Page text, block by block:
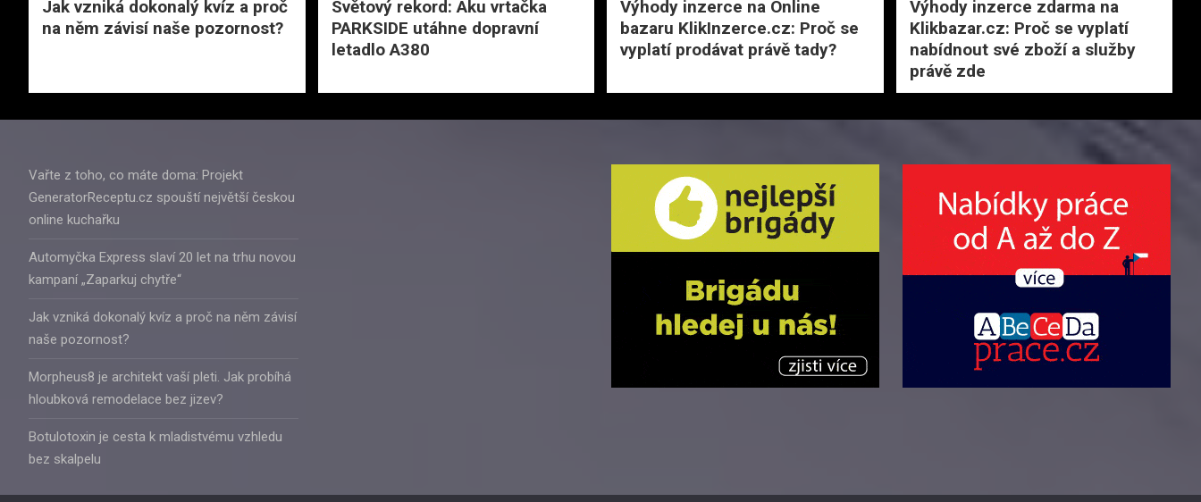
Jak vzniká dokonalý kvíz a proč
na něm závisí naše pozornost?
Světový rekord: Aku vrtačka
PARKSIDE utáhne dopravní
letadlo A380
Výhody inzerce na Online
bazaru KlikInzerce.cz: Proč se
vyplatí prodávat právě tady?
Výhody inzerce zdarma na
Klikbazar.cz: Proč se vyplatí
nabídnout své zboží a služby
právě zde
Vařte z toho, co máte doma: Projekt
GeneratorReceptu.cz spouští největší českou
online kuchařku
Automyčka Express slaví 20 let na trhu novou
kampaní „Zaparkuj chytře“
Jak vzniká dokonalý kvíz a proč na něm závisí
naše pozornost?
Morpheus8 je architekt vaší pleti. Jak probíhá
hloubková remodelace bez jizev?
Botulotoxin je cesta k mladistvému vzhledu
bez skalpelu